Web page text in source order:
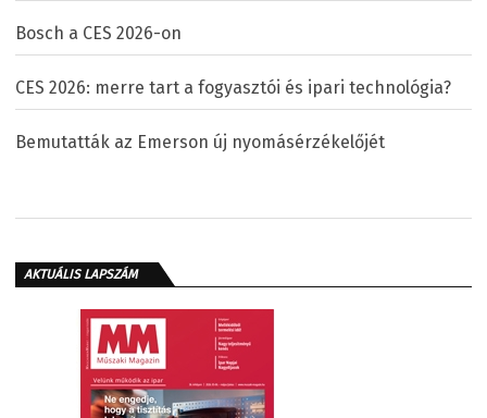
Bosch a CES 2026-on
CES 2026: merre tart a fogyasztói és ipari technológia?
Bemutatták az Emerson új nyomásérzékelőjét
AKTUÁLIS LAPSZÁM